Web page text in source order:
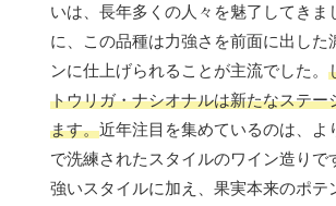
いは、長年多くの人々を魅了してきま
に、この品種は力強さを前面に出した
ンに仕上げられることが主流でした。
トウリガ・ナシオナルは新たなステー
ます。近年注目を集めているのは、よ
で洗練されたスタイルのワイン造りで
強いスタイルに加え、果実本来のポテ